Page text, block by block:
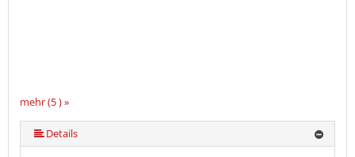
mehr (5 ) »
mehr (5 ) »
Details